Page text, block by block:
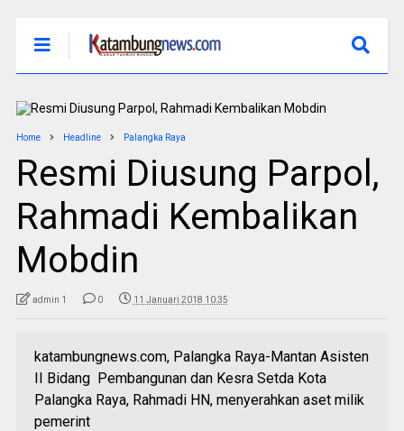
Home Headline Palangka Raya
Resmi Diusung Parpol,
Rahmadi Kembalikan
Mobdin
admin 1 0 11 Januari 2018 10:35
katambungnews.com, Palangka Raya-Mantan Asisten
II Bidang Pembangunan dan Kesra Setda Kota
Palangka Raya, Rahmadi HN, menyerahkan aset milik
pemerint